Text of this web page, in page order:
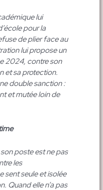
lui
pour la
de plier face au
lui propose un
2024, contre son
et sa protection.
double sanction :
et mutée loin de
poste est ne pas
les
sent seule et isolée
Quand elle n’a pas